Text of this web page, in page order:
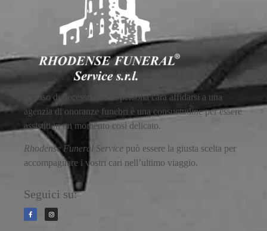
In caso di decesso di una persona cara affidarsi a una
agenzia di onoranze funebri è una consuetudine per essere
assistiti in un momento così delicato.
Rhodense Funeral Service può essere la giusta scelta per
accompagnare i vostri cari nell’ultimo viaggio.
Seguici su: